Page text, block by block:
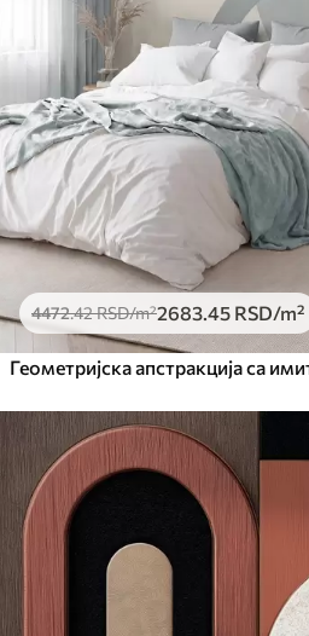
4472.42RSD/m²2683.45 RSD/m²